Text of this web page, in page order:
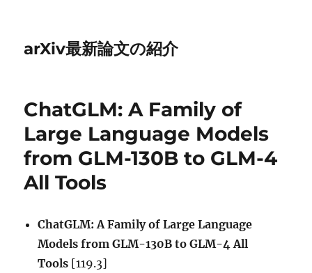
arXiv最新論文の紹介
ChatGLM: A Family of
Large Language Models
from GLM-130B to GLM-4
All Tools
ChatGLM: A Family of Large Language
Models from GLM-130B to GLM-4 All
Tools [119.3]